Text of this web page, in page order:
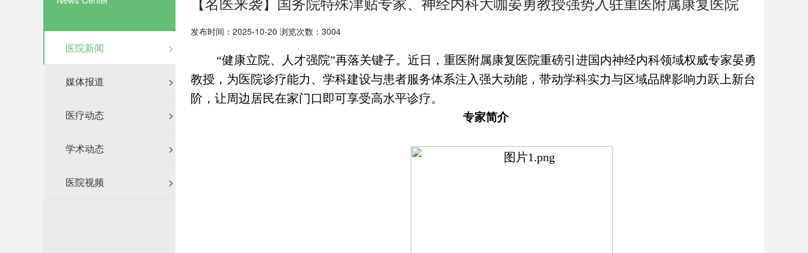
医院新闻 >
媒体报道 >
医疗动态 >
学术动态 >
医院视频 >
发布时间：2025-10-20 浏览次数：3004
“健康立院、人才强院”再落关键子。近日，重医附属康复医院重磅引进国内神经内科领域权威专家晏勇
教授，为医院诊疗能力、学科建设与患者服务体系注入强大动能，带动学科实力与区域品牌影响力跃上新台
阶，让周边居民在家门口即可享受高水平诊疗。
专家简介